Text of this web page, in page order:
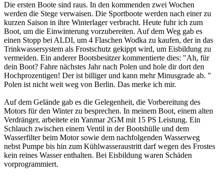
Die ersten Boote sind raus. In den kommenden zwei Wochen
werden die Stege verwaisen. Die Sportboote werden nach einer zu
kurzen Saison in ihre Winterlager verbracht. Heute fuhr ich zum
Boot, um die Einwinterung vorzubereiten. Auf dem Weg gab es
einen Stopp bei ALDI, um 4 Flaschen Wodka zu kaufen, der in das
Trinkwassersystem als Frostschutz gekippt wird, um Eisbildung zu
vermeiden. Ein anderer Bootsbesitzer kommentierte dies: "Ah, für
dein Boot? Fahre nächstes Jahr nach Polen und hole dir dort den
Hochprozentigen! Der ist billiger und kann mehr Minusgrade ab. "
Polen ist nicht weit weg von Berlin. Das merke ich mir.
Auf dem Gelände gab es die Gelegenheit, die Vorbereitung des
Motors für den Winter zu besprechen. In meinem Boot, einem alten
Verdränger, arbeitete ein Yanmar 2GM mit 15 PS Leistung. Ein
Schlauch zwischen einem Ventil in der Bootshülle und dem
Wasserfilter beim Motor sowie dem nachfolgenden Wasserweg
nebst Pumpe bis hin zum Kühlwasseraustritt darf wegen des Frostes
kein reines Wasser enthalten. Bei Eisbildung waren Schäden
vorprogrammiert.